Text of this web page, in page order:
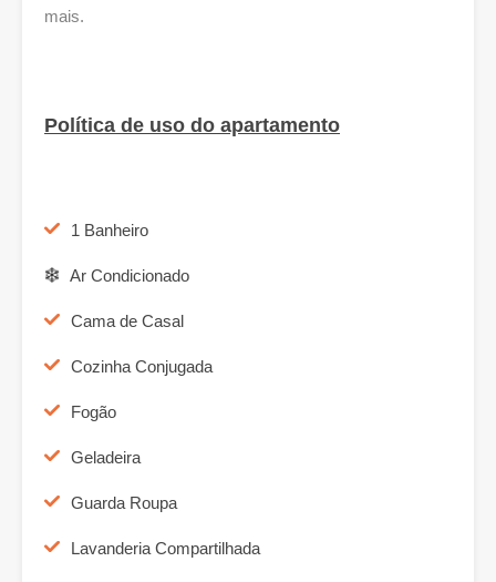
mais.
Política de uso do apartamento
1 Banheiro
Ar Condicionado
Cama de Casal
Cozinha Conjugada
Fogão
Geladeira
Guarda Roupa
Lavanderia Compartilhada